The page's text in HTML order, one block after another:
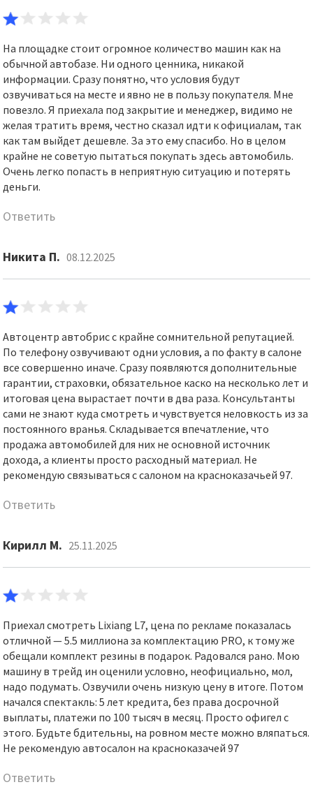
На площадке стоит огромное количество машин как на
обычной автобазе. Ни одного ценника, никакой
информации. Сразу понятно, что условия будут
озвучиваться на месте и явно не в пользу покупателя. Мне
повезло. Я приехала под закрытие и менеджер, видимо не
желая тратить время, честно сказал идти к официалам, так
как там выйдет дешевле. За это ему спасибо. Но в целом
крайне не советую пытаться покупать здесь автомобиль.
Очень легко попасть в неприятную ситуацию и потерять
деньги.
Ответить
Никита П. 08.12.2025
Автоцентр автобрис с крайне сомнительной репутацией.
По телефону озвучивают одни условия, а по факту в салоне
все совершенно иначе. Сразу появляются дополнительные
гарантии, страховки, обязательное каско на несколько лет и
итоговая цена вырастает почти в два раза. Консультанты
сами не знают куда смотреть и чувствуется неловкость из за
постоянного вранья. Складывается впечатление, что
продажа автомобилей для них не основной источник
дохода, а клиенты просто расходный материал. Не
рекомендую связываться с салоном на красноказачьей 97.
Ответить
Кирилл М. 25.11.2025
Приехал смотреть Lixiang L7, цена по рекламе показалась
отличной — 5.5 миллиона за комплектацию PRO, к тому же
обещали комплект резины в подарок. Радовался рано. Мою
машину в трейд ин оценили условно, неофициально, мол,
надо подумать. Озвучили очень низкую цену в итоге. Потом
начался спектакль: 5 лет кредита, без права досрочной
выплаты, платежи по 100 тысяч в месяц. Просто офигел с
этого. Будьте бдительны, на ровном месте можно вляпаться.
Не рекомендую автосалон на красноказачей 97
Ответить